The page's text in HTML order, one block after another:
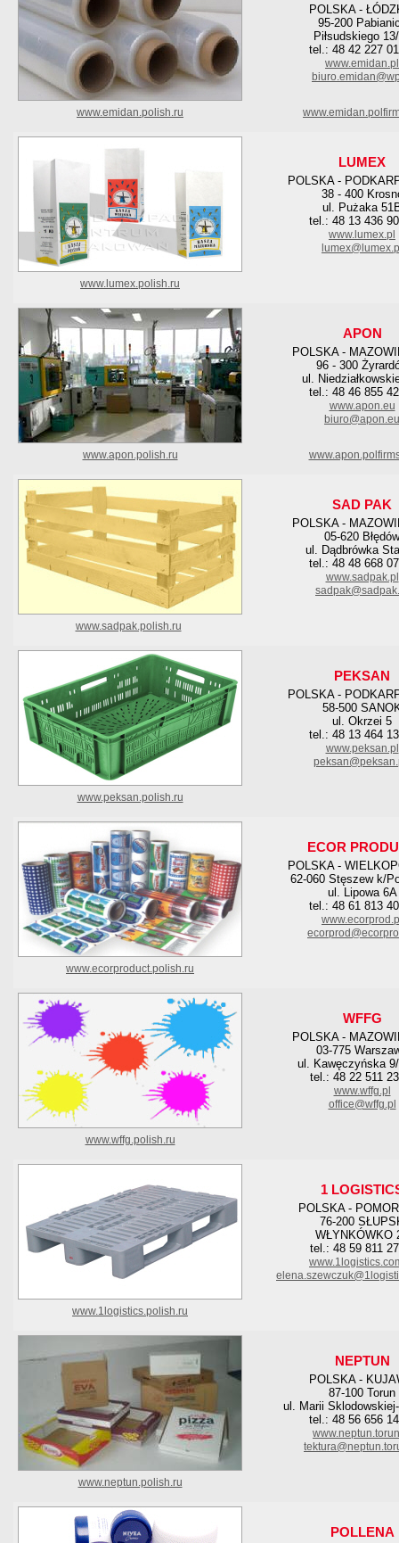
POLSKA -
95-200
Piłsudskiego
tel.: 48 42 227
www.emidan.pl
www.emidan.polish.ru
LUMEX
POLSKA -
38 - 400
ul. Pużaka
tel.: 48 13 436
www.lumex.pl
www.lumex.polish.ru
APON
POLSKA -
96 - 300
ul.
tel.: 48 46 855
www.apon.eu
biuro@apon.eu
www.apon.polish.ru
SAD PAK
POLSKA -
05-620 Błędów
ul. Dądbrówka
tel.: 48 48 668
www.sadpak.pl
www.sadpak.polish.ru
PEKSAN
POLSKA -
58-500
ul. Okrzei 5
tel.: 48 13 464
www.peksan.pl
www.peksan.polish.ru
ECOR
POLSKA -
62-060 Stęszew k/
ul. Lipowa 6A
tel.: 48 61 813
www.ecorproduct.polish.ru
WFFG
POLSKA -
03-775
ul. Kawęczyńska
tel.: 48 22 511
www.wffg.pl
office@wffg.pl
www.wffg.polish.ru
1
POLSKA -
76-200
WŁYNKÓWKO
tel.: 48 59 811
www.1logistics.polish.ru
NEPTUN
POLSKA -
87-100 Torun
ul. Marii
tel.: 48 56 656
www.neptun.polish.ru
POLLENA